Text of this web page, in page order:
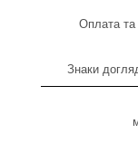
Оплата та
Знаки